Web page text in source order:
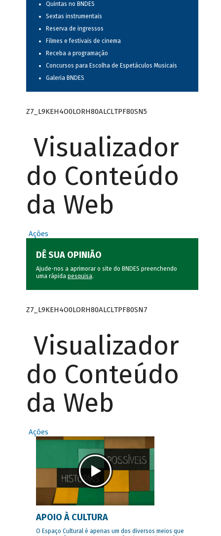
Quintas no BNDES
Sextas instrumentais
Reserva de ingressos
Filmes e festivais de cinema
Receba a programação
Concursos para Escolha de Espetáculos Musicais
Galeria BNDES
Z7_L9KEH4O0LORH80ALCLTPF80SN5
Visualizador
do Conteúdo
da Web
Ações
DÊ SUA OPINIÃO
Ajude-nos a aprimorar o site do BNDES preenchendo
uma rápida pesquisa.
Z7_L9KEH4O0LORH80ALCLTPF80SN7
Visualizador
do Conteúdo
da Web
Ações
APOIO À CULTURA
O Espaço Cultural é apenas um dos diversos meios que